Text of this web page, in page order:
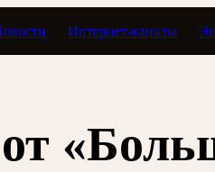
Интернет-каналы